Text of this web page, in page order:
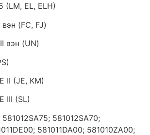
EL, ELH)
(FC, FJ)
вэн (UN)
II (JE, KM)
III (SL)
581012SA70;
581011DA00; 581010ZA00;